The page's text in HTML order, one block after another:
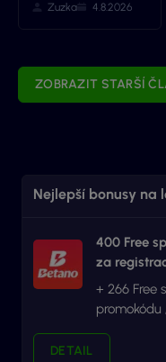
Zuzka 4.8.2026
ZOBRAZIT STARŠÍ
Nejlepší bonusy na
400 Free
za
+ 266 Free
promokódu
DETAIL